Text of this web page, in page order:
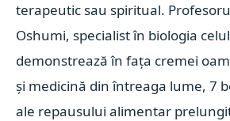
terapeutic sau spiritual.
Oshumi, specialist în biologia
demonstrează în fața cremei
și medicină din întreaga lume, 7
ale repausului alimentar